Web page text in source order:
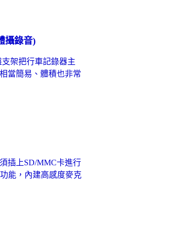
攝錄音)
架把行車記錄器主
當簡易、體積也非常
插上SD/MMC卡進行
能，內建高感度麥克